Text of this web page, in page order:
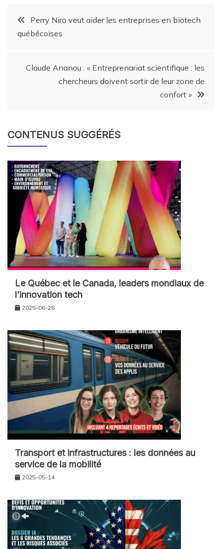
Perry Niro veut aider les entreprises en biotech
québécoises
Claude Ananou : « Entreprenariat scientifique : les
chercheurs doivent sortir de leur zone de
confort »
CONTENUS SUGGÉRÉS
Le Québec et le Canada, leaders mondiaux de
l’innovation tech
2025-06-26
Transport et infrastructures : les données au
service de la mobilité
2025-05-14